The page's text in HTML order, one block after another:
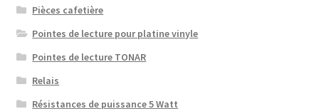
Pièces cafetière
Pointes de lecture pour platine vinyle
Pointes de lecture TONAR
Relais
Résistances de puissance 5 Watt